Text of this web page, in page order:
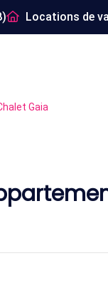
Locations de
Gaia